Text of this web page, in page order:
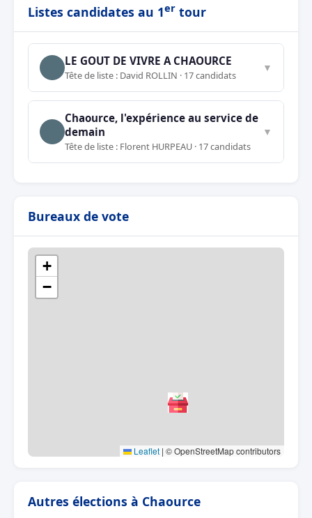
Listes candidates au 1er tour
LE GOUT DE VIVRE A CHAOURCE
Tête de liste : David ROLLIN · 17 candidats
▼
Chaource, l'expérience au service de
demain
Tête de liste : Florent HURPEAU · 17 candidats
▼
Bureaux de vote
+
−
Leaflet | © OpenStreetMap contributors
Autres élections à Chaource